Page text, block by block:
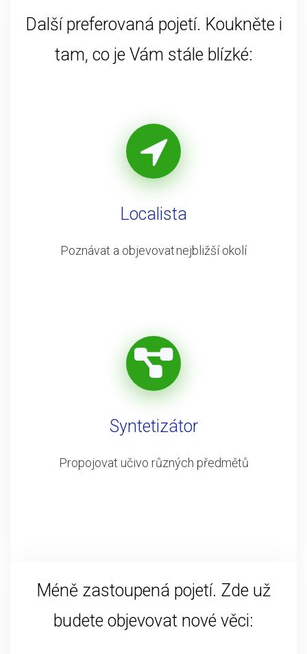
Další preferovaná pojetí. Koukněte i
tam, co je Vám stále blízké:
Localista
Poznávat a objevovat nejbližší okolí
Syntetizátor
Propojovat učivo různých předmětů
Méně zastoupená pojetí. Zde už
budete objevovat nové věci: